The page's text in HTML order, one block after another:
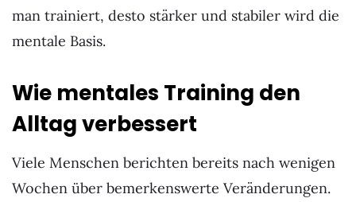
man trainiert, desto stärker und stabiler wird die
mentale Basis.
Wie mentales Training den
Alltag verbessert
Viele Menschen berichten bereits nach wenigen
Wochen über bemerkenswerte Veränderungen.